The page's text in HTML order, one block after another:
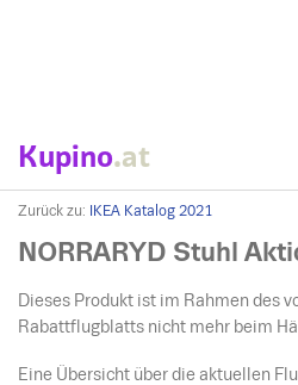
Kupino.at
Zurück zu: IKEA Katalog 2021
NORRARYD Stuhl
Dieses Produkt ist im Rahmen des
Rabattflugblatts nicht mehr beim
Eine Übersicht über die aktuellen